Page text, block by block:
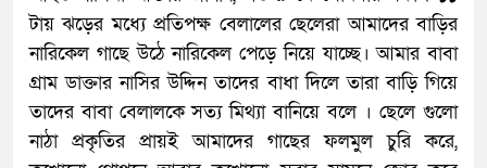
টায় ঝড়ের মধ্যে প্রতিপক্ষ বেলালের ছেলেরা আমাদের বাড়ির
নারিকেল গাছে উঠে নারিকেল পেড়ে নিয়ে যাচ্ছে। আমার বাবা
গ্রাম ডাক্তার নাসির উদ্দিন তাদের বাধা দিলে তারা বাড়ি গিয়ে
তাদের বাবা বেলালকে সত্য মিথ্যা বানিয়ে বলে । ছেলে গুলো
নাঠা প্রকৃতির প্রায়ই আমাদের গাছের ফলমুল চুরি করে,